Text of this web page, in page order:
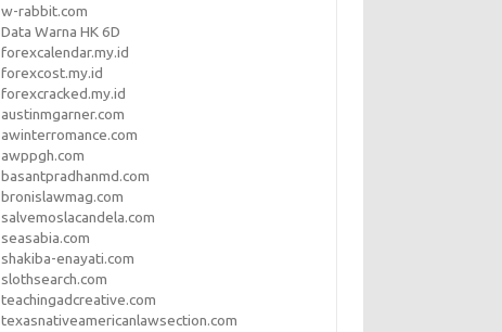
w-rabbit.com
Data Warna HK 6D
forexcalendar.my.id
forexcost.my.id
forexcracked.my.id
austinmgarner.com
awinterromance.com
awppgh.com
basantpradhanmd.com
bronislawmag.com
salvemoslacandela.com
seasabia.com
shakiba-enayati.com
slothsearch.com
teachingadcreative.com
texasnativeamericanlawsection.com